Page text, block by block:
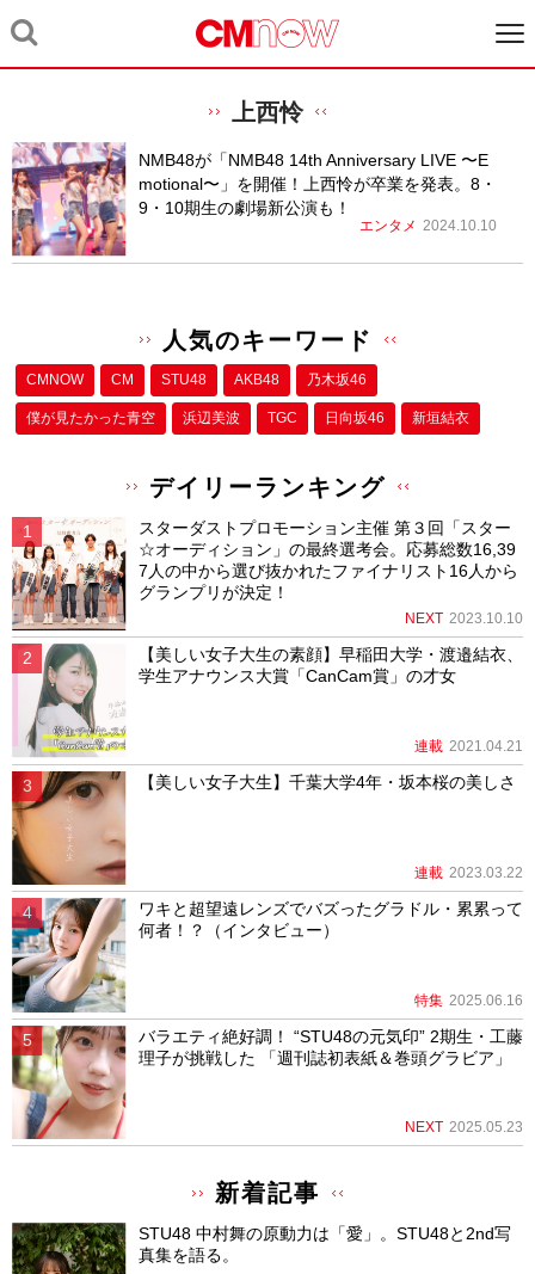
上西怜
NMB48が「NMB48 14th Anniversary LIVE 〜E
motional〜」を開催！上西怜が卒業を発表。8・
9・10期生の劇場新公演も！
エンタメ 2024.10.10
人気のキーワード
CMNOW CM STU48 AKB48 乃木坂46
僕が⾒たかった⻘空 浜辺美波 TGC 日向坂46 新垣結衣
デイリーランキング
スターダストプロモーション主催 第３回「スター
☆オーディション」の最終選考会。応募総数16,39
7人の中から選び抜かれたファイナリスト16人から
グランプリが決定！
NEXT 2023.10.10
【美しい女子大生の素顔】早稲田大学・渡邉結衣、
学生アナウンス大賞「CanCam賞」の才女
連載 2021.04.21
【美しい女子大生】千葉大学4年・坂本桜の美しさ
連載 2023.03.22
ワキと超望遠レンズでバズったグラドル・累累って
何者！？（インタビュー）
特集 2025.06.16
バラエティ絶好調！ “STU48の元気印” 2期生・工藤
理子が挑戦した 「週刊誌初表紙＆巻頭グラビア」
NEXT 2025.05.23
新着記事
STU48 中村舞の原動力は「愛」。STU48と2nd写
真集を語る。